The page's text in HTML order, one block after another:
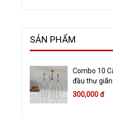
SẢN PHẨM
Combo 10
đầu thư giãn
300,000 đ